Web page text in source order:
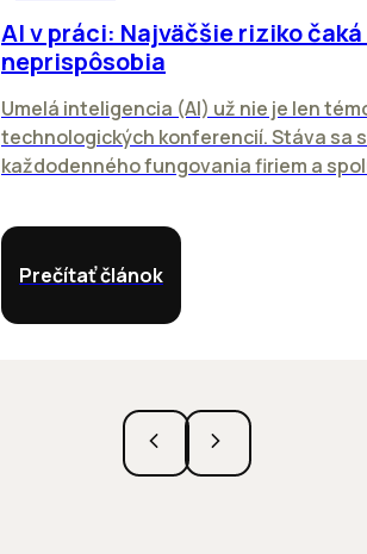
AI v práci: Najväčšie riziko čaká
neprispôsobia
Umelá inteligencia (AI) už nie je len
technologických konferencií. Stáva sa
každodenného fungovania firiem a
Prečítať článok